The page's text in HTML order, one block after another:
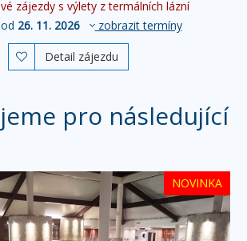
zájezdy s výlety z termálních lázní
26. 11. 2026 zobrazit termíny
 Detail zájezdu
pro následující
NOVINKA